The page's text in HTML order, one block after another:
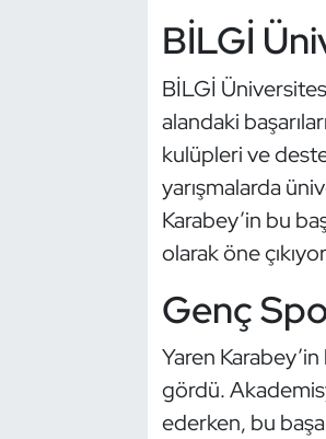
BİLGİ
BİLGİ
alandaki
kulüpleri ve
yarışmalarda
Karabey’in bu
olarak öne
Genç
Yaren
gördü.
ederken, bu
Modern Pentatlon
Motor Sporları